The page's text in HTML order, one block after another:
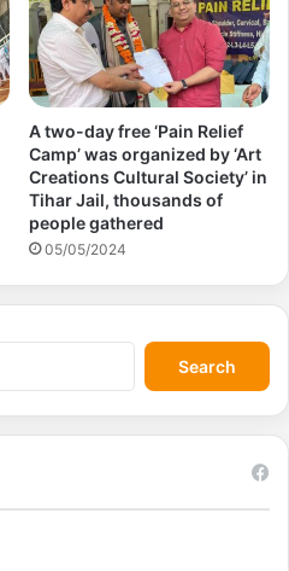
A two-day free ‘Pain Relief
Camp’ was organized by ‘Art
Creations Cultural Society’ in
Tihar Jail, thousands of
people gathered
05/05/2024
S
e
a
r